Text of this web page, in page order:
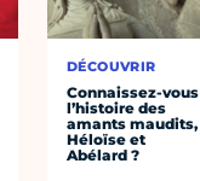
DÉCOUVRIR
Connaissez-vous
l’histoire des
amants maudits,
Héloïse et
Abélard ?